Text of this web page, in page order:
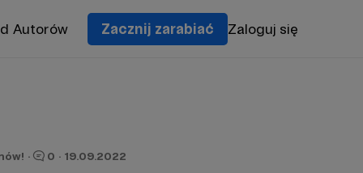
Autorów Zacznij zarabiać Zaloguj się
· 0 · 19.09.2022